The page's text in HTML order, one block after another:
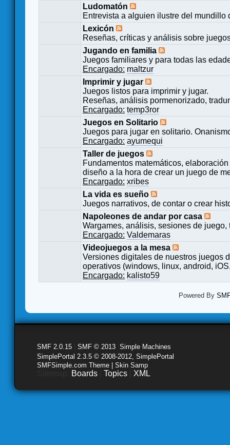
Ludomatón
Entrevista a alguien ilustre del mundillo
Lexicón
Reseñas, críticas y análisis sobre
Jugando en familia
Juegos familiares y para todas las
Encargado: maltzur
Imprimir y jugar
Juegos listos para imprimir y jugar.
Reseñas, análisis pormenorizado,
Encargado: temp3ror
Juegos en Solitario
Juegos para jugar en solitario.
Encargado: ayumequi
Taller de juegos
Fundamentos matemáticos,
diseño a la hora de crear un juego de
Encargado: xribes
La vida es sueño
Juegos narrativos, de contar o crear
Napoleones de andar por casa
Wargames, análisis, sesiones de
Encargado: Valdemaras
Videojuegos a la mesa
Versiones digitales de nuestros juegos
operativos (windows, linux, android,
Encargado: kalisto59
Powered By
SMF 2.0.15 SMF © 2013 Simple Machines
SimplePortal 2.3.5 © 2008-2012, SimplePortal
SMFSimple.com Theme | Skin Samp
Boards Topics XML